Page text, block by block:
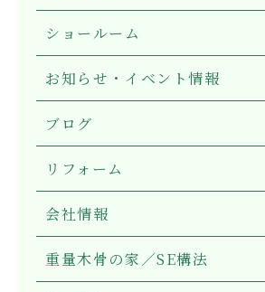
ショールーム
お知らせ・イベント情報
ブログ
リフォーム
会社情報
重量木骨の家／SE構法